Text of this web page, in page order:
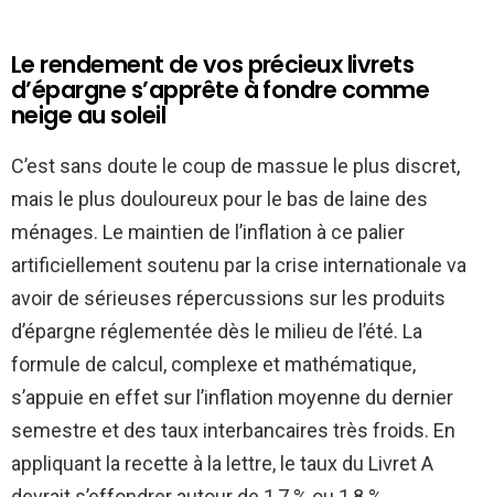
Le rendement de vos précieux livrets
d’épargne s’apprête à fondre comme
neige au soleil
C’est sans doute le coup de massue le plus discret,
mais le plus douloureux pour le bas de laine des
ménages. Le maintien de l’inflation à ce palier
artificiellement soutenu par la crise internationale va
avoir de sérieuses répercussions sur les produits
d’épargne réglementée dès le milieu de l’été. La
formule de calcul, complexe et mathématique,
s’appuie en effet sur l’inflation moyenne du dernier
semestre et des taux interbancaires très froids. En
appliquant la recette à la lettre, le taux du Livret A